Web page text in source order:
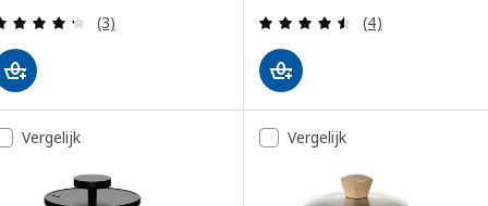
Beoordeling: 4.3 van 5 sterren. Totaal
(3) Beoordeling:
(4)
Vergelijk Vergelijk